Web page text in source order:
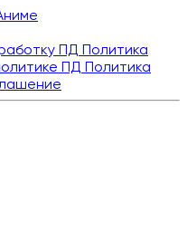
ПД Политика
ПД Политика